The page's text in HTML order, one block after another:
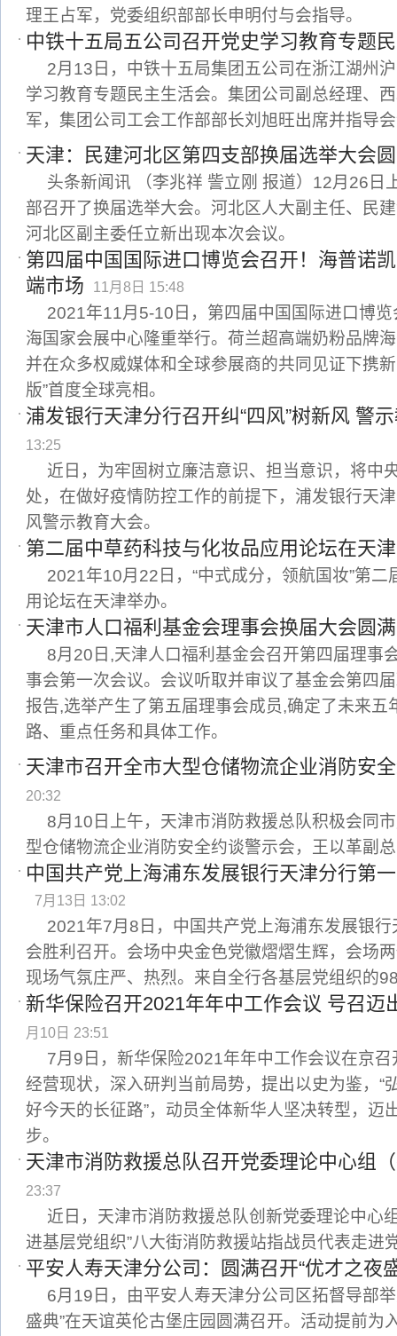
理王占军，党委组织部部长申明付与会指导。
中铁十五局五公司召开党史学习教育专题
2月13日，中铁十五局集团五公司在浙江湖州
学习教育专题民主生活会。集团公司副总经理、
军，集团公司工会工作部部长刘旭旺出席并指导
天津：民建河北区第四支部换届选举大会
头条新闻讯 （李兆祥 訾立刚 报道）12月26日
部召开了换届选举大会。河北区人大副主任、民
河北区副主委任立新出现本次会议。
第四届中国国际进口博览会召开！海普诺
端市场
11月8日 15:48
2021年11月5-10日，第四届中国国际进口博览
海国家会展中心隆重举行。荷兰超高端奶粉品牌
并在众多权威媒体和全球参展商的共同见证下携
版”首度全球亮相。
浦发银行天津分行召开纠“四风”树新风 警
13:25
近日，为牢固树立廉洁意识、担当意识，将中
处，在做好疫情防控工作的前提下，浦发银行天
风警示教育大会。
第二届中草药科技与化妆品应用论坛在天
2021年10月22日，“中式成分，领航国妆”第
用论坛在天津举办。
天津市人口福利基金会理事会换届大会圆
8月20日,天津人口福利基金会召开第四届理事
事会第一次会议。会议听取并审议了基金会第四
报告,选举产生了第五届理事会成员,确定了未来五
路、重点任务和具体工作。
天津市召开全市大型仓储物流企业消防安
20:32
8月10日上午，天津市消防救援总队积极会同
型仓储物流企业消防安全约谈警示会，王以革副
中国共产党上海浦东发展银行天津分行第
7月13日 13:02
2021年7月8日，中国共产党上海浦东发展银
会胜利召开。会场中央金色党徽熠熠生辉，会场
现场气氛庄严、热烈。来自全行各基层党组织的
新华保险召开2021年年中工作会议 号召迈
月10日 23:51
7月9日，新华保险2021年年中工作会议在京
经营现状，深入研判当前局势，提出以史为鉴，“
好今天的长征路”，动员全体新华人坚决转型，迈
步。
天津市消防救援总队召开党委理论中心组
23:37
近日，天津市消防救援总队创新党委理论中心
进基层党组织”八大街消防救援站指战员代表走进
平安人寿天津分公司：圆满召开“优才之夜
6月19日，由平安人寿天津分公司区拓督导部
盛典”在天谊英伦古堡庄园圆满召开。活动提前为